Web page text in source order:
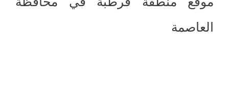
العاصمة